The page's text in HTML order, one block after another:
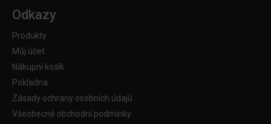
Odkazy
Produkty
Můj účet
Nákupní košík
Pokladna
Zásady ochrany osobních údajů
Všeobecné obchodní podmínky